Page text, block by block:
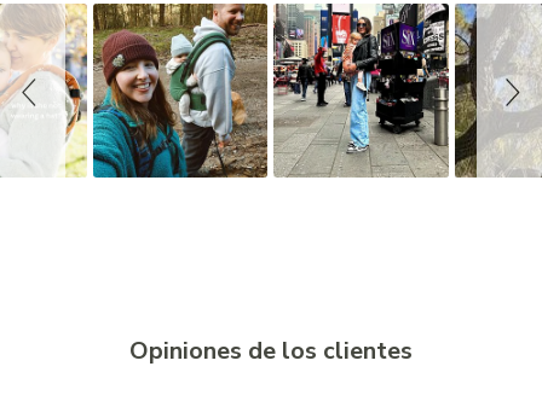
i
d
e
s
h
o
Opiniones de los clientes